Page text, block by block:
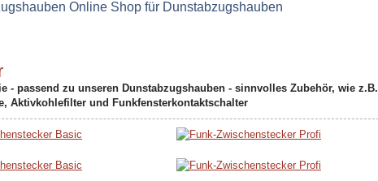
- passend zu unseren Dunstabzugshauben - sinnvolles Zubehör, wie z.B.
Aktivkohlefilter und Funkfensterkontaktschalter